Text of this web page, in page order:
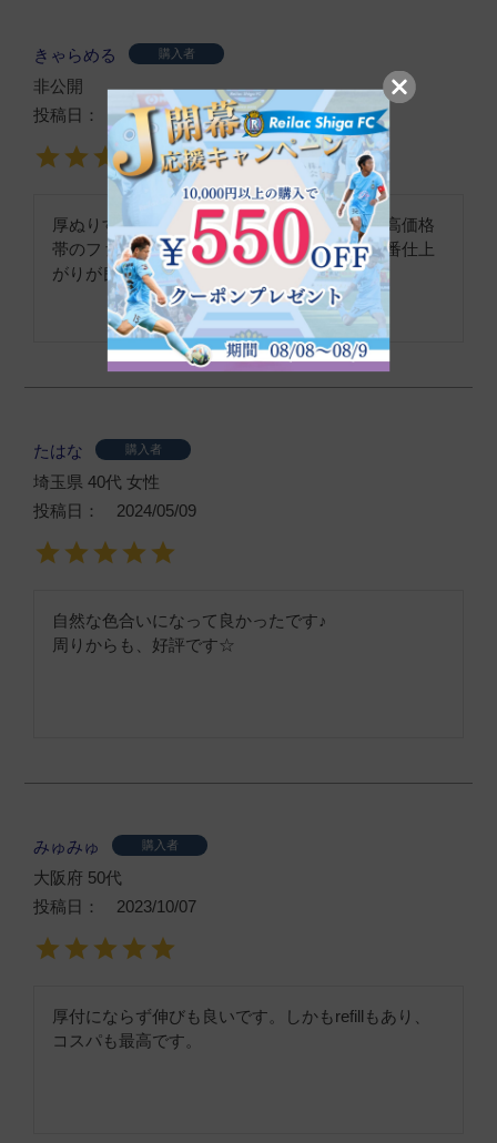
きゃらめる 購入者
非公開
投稿日
2024/10/29
厚ぬりすぎず、肌が綺麗に見えます。今まで高価格
帯のファンデーションを使っていましたが一番仕上
がりが良いです。
たはな 購入者
埼玉県 40代 女性
投稿日
2024/05/09
自然な色合いになって良かったです♪
周りからも、好評です☆
みゅみゅ 購入者
大阪府 50代
投稿日
2023/10/07
厚付にならず伸びも良いです。しかもrefillもあり、
コスパも最高です。